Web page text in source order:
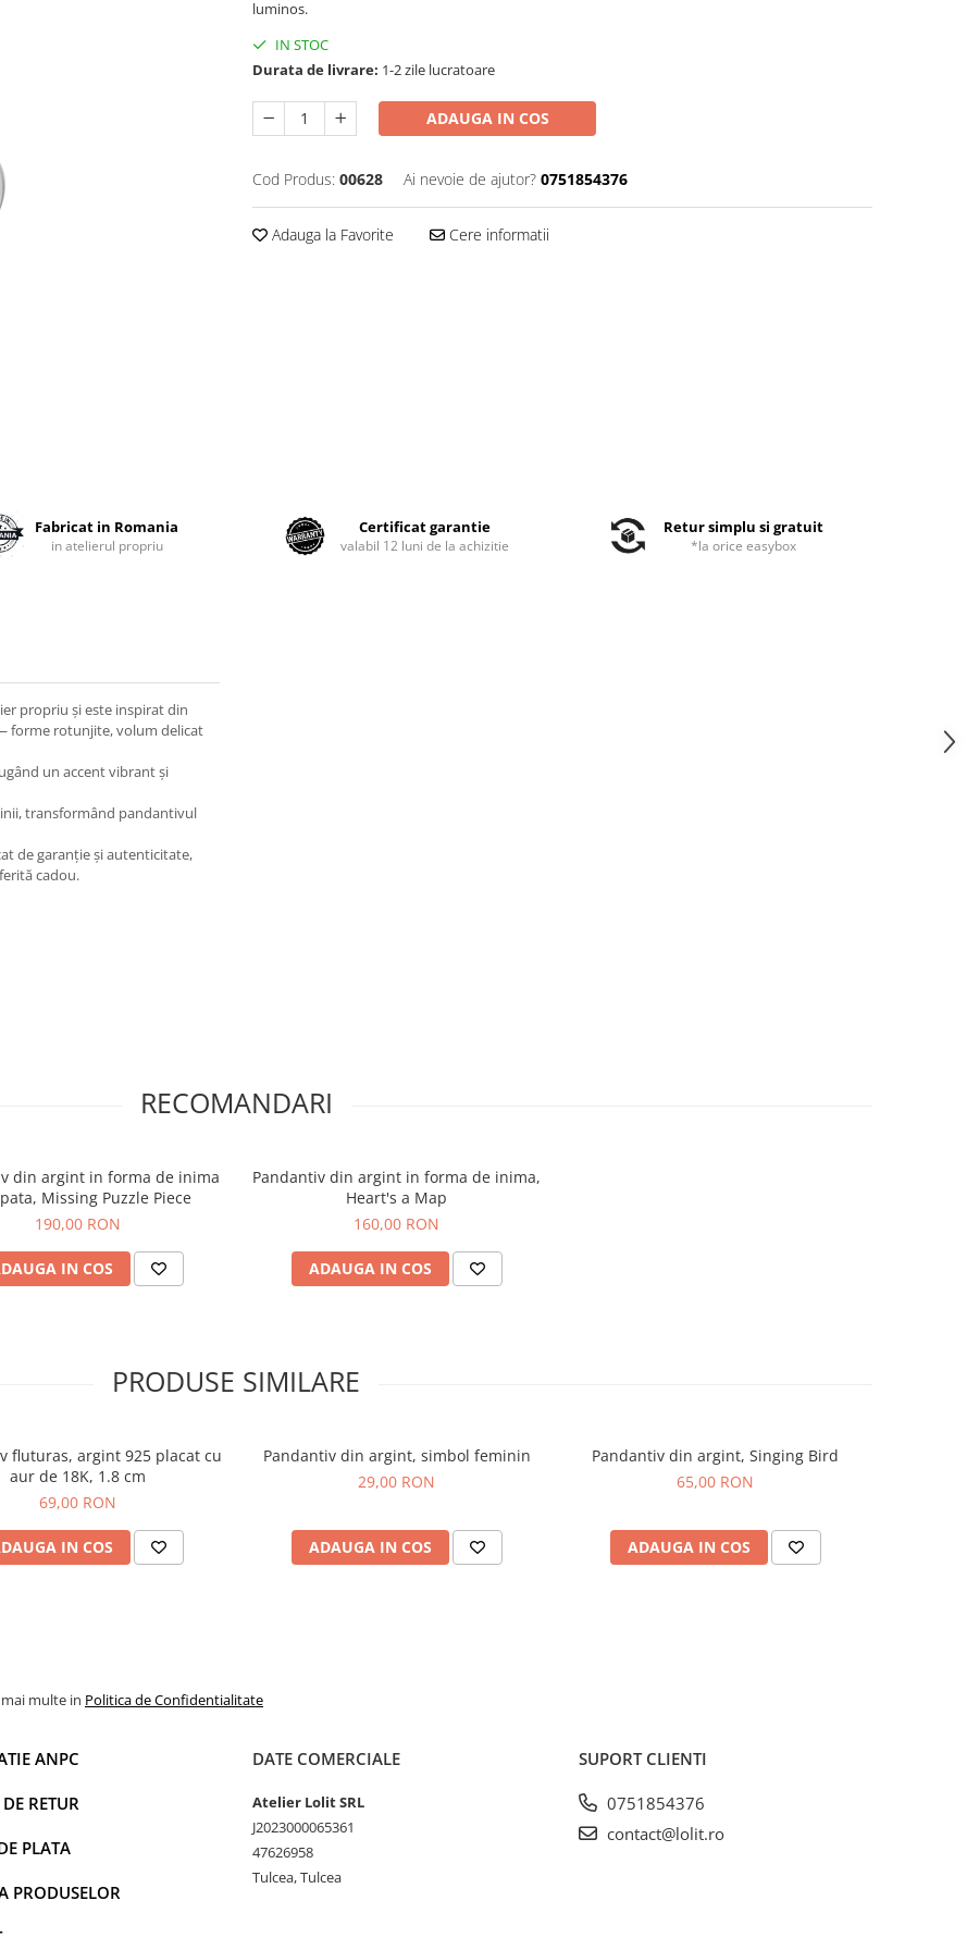
luminos.
IN STOC
Durata de livrare: 1-2 zile lucratoare
ADAUGA IN COS
Cod Produs: 00628 Ai nevoie de ajutor? 0751854376
Adauga la Favorite Cere informatii
Fabricat in Romania
in atelierul propriu
Certificat garantie
valabil 12 luni de la achizitie
Retur simplu si gratuit
*la orice easybox
propriu și este inspirat din
forme rotunjite, volum delicat
un accent vibrant și
transformând pandantivul
de garanție și autenticitate,
cadou.
RECOMANDARI
din argint in forma de inima
Missing Puzzle Piece
190,00 RON
IN COS
Pandantiv din argint in forma de inima,
Heart's a Map
160,00 RON
ADAUGA IN COS
PRODUSE SIMILARE
fluturas, argint 925 placat cu
aur de 18K, 1.8 cm
69,00 RON
IN COS
Pandantiv din argint, simbol feminin
29,00 RON
ADAUGA IN COS
Pandantiv din argint, Singing Bird
65,00 RON
ADAUGA IN COS
multe in Politica de Confidentialitate
ANPC
RETUR
PLATA
PRODUSELOR
DATE COMERCIALE
Atelier Lolit SRL
J2023000065361
47626958
Tulcea, Tulcea
SUPORT CLIENTI
0751854376
contact@lolit.ro